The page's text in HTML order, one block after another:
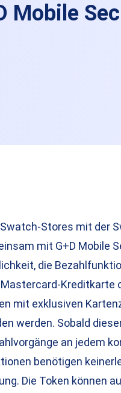
Mobile
Stores mit der
mit G+D Mobile
die
Kreditkarte
mit exklusiven
werden. Sobald
an jedem
benötigen
Die Token können